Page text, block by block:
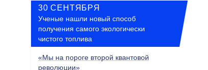
30 СЕНТЯБРЯ
Ученые нашли новый способ
получения самого экологически
чистого топлива
«Мы на пороге второй квантовой
революции»